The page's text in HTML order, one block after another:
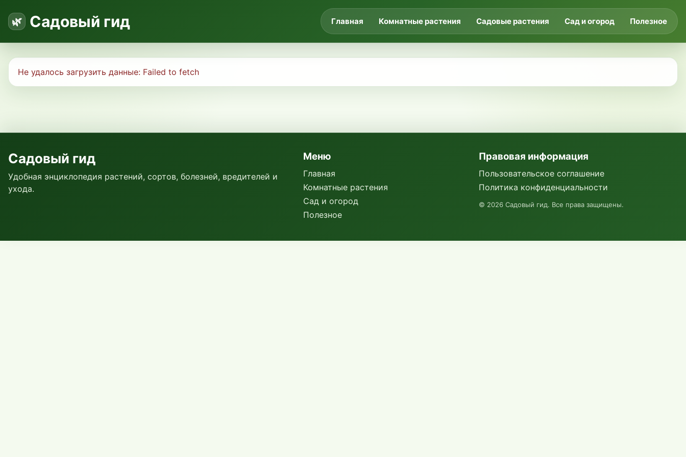
Садовый гид Главная Комнатные растения Садовые растения Сад и огород Полезное
Не удалось загрузить данные: Failed to fetch
Садовый гид
Удобная энциклопедия растений, сортов, болезней, вредителей и
ухода.
Меню
Главная
Комнатные растения
Сад и огород
Полезное
Правовая информация
Пользовательское соглашение
Политика конфиденциальности
© 2026 Садовый гид. Все права защищены.